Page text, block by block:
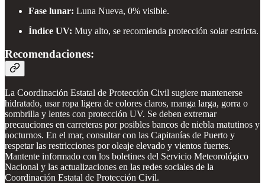
Fase lunar: Luna Nueva, 0% visible.
Índice UV: Muy alto, se recomienda protección solar estricta.
Recomendaciones:
La Coordinación Estatal de Protección Civil sugiere mantenerse
hidratado, usar ropa ligera de colores claros, manga larga, gorra o
sombrilla y lentes con protección UV. Se deben extremar
precauciones en carreteras por posibles bancos de niebla matutinos y
nocturnos. En el mar, consultar con las Capitanías de Puerto y
respetar las restricciones por oleaje elevado y vientos fuertes.
Mantente informado con los boletines del Servicio Meteorológico
Nacional y las actualizaciones en las redes sociales de la
Coordinación Estatal de Protección Civil.